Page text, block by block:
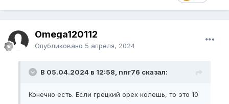
Omega120112
Опубликовано 5 апреля, 2024
В 05.04.2024 в 12:58, nnr76 сказал:
Конечно есть. Если грецкий орех колешь, то это 10